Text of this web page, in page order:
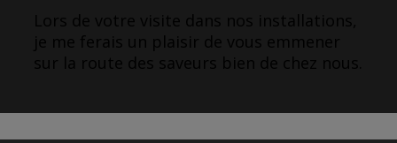
Lors de votre visite dans nos installations,
je me ferais un plaisir de vous emmener
sur la route des saveurs bien de chez nous.